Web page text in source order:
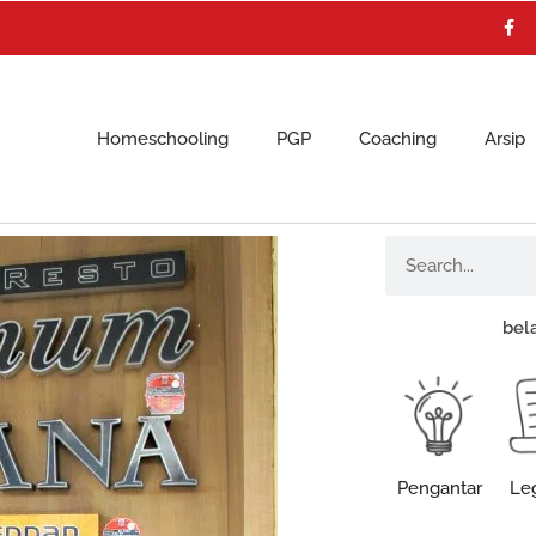
a
c
e
Homeschooling PGP Coaching Arsip
Pengantar